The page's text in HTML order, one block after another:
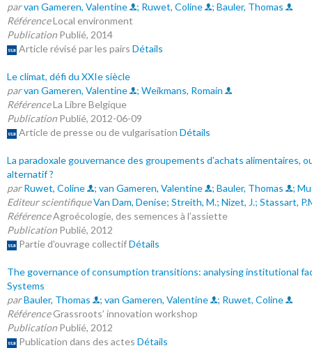
parvan Gameren, Valentine ; Ruwet, Coline
; Bauler, Thomas
RéférenceLocal environment
Publication Publié, 2014
Article révisé par les pairs Détails
Le climat, défi du XXIe siècle
parvan Gameren, Valentine
; Weikmans, Romain
RéférenceLa Libre Belgique
Publication Publié, 2012-06-09
Article de presse ou de vulgarisation Détails
La paradoxale gouvernance des groupements d’achats alimentaires,
alternatif ?
par Ruwet, Coline ; van Gameren, Valentine ; Bauler, Thomas
;
Editeur scientifiqueVan Dam, Denise; Streith, M.; Nizet, J.; Stassart,
RéférenceAgroécologie, des semences à l’assiette
Publication Publié, 2012
Partie d'ouvrage collectifDétails
The governance of consumption transitions: analysing institutional
Systems
parBauler, Thomas ; van Gameren, Valentine
; Ruwet, Coline
RéférenceGrassroots’ innovation workshop
Publication Publié, 2012
Publication dans des actes Détails